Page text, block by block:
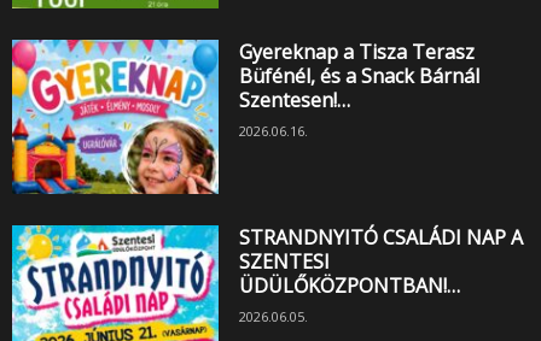
Gyereknap a Tisza Terasz
Büfénél, és a Snack Bárnál
Szentesen!…
2026.06.16.
STRANDNYITÓ CSALÁDI NAP A
SZENTESI
ÜDÜLŐKÖZPONTBAN!…
2026.06.05.